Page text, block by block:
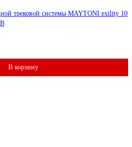
трековой системы MAYTONI exility 10
В корзину